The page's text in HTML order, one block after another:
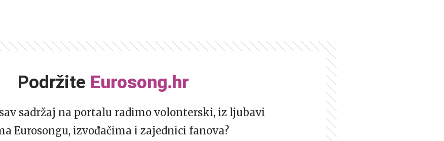
Podržite Eurosong.hr
sadržaj na portalu radimo volonterski, iz ljubavi
Eurosongu, izvođačima i zajednici fanova?